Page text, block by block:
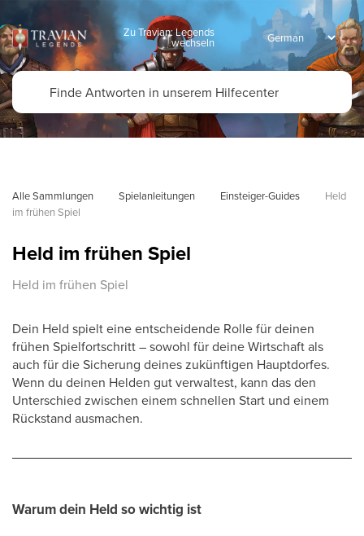
Zu Travian: Legends
wechseln
Alle Sammlungen Spielanleitungen Einsteiger-Guides
Held
im frühen Spiel
Held im frühen Spiel
Held im frühen Spiel
Dein Held spielt eine entscheidende Rolle für deinen
frühen Spielfortschritt – sowohl für deine Wirtschaft als
auch für die Sicherung deines zukünftigen Hauptdorfes.
Wenn du deinen Helden gut verwaltest, kann das den
Unterschied zwischen einem schnellen Start und einem
Rückstand ausmachen.
Warum dein Held so wichtig ist